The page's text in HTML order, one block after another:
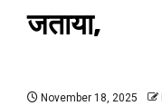
जताया,
November 18, 2025